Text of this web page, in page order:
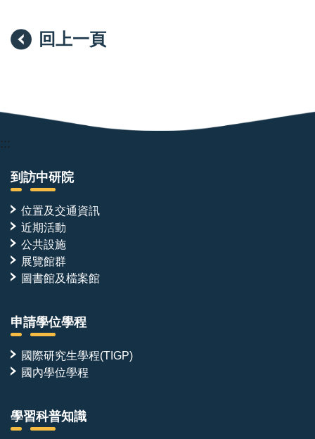
回上一頁
:::
到訪中研院
位置及交通資訊
近期活動
公共設施
展覽館群
圖書館及檔案館
申請學位學程
國際研究生學程(TIGP)
國內學位學程
學習科普知識